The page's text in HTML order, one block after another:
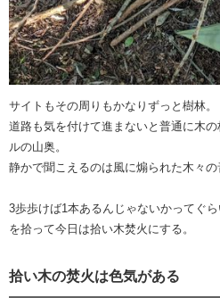
サイトもその周りもかなりずっと樹林。
道路も気を付けて進まないと普通に木
ルの山奥。
静かで聞こえるのは風に煽られた木々の
3歩歩けば1本あるんじゃないかってぐ
を拾って今日は拾い木焚火にする。
拾い木の焚火は色気がある